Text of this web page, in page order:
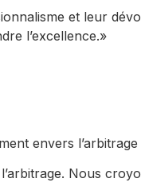
et leur
l’excellence.»
envers
Nous